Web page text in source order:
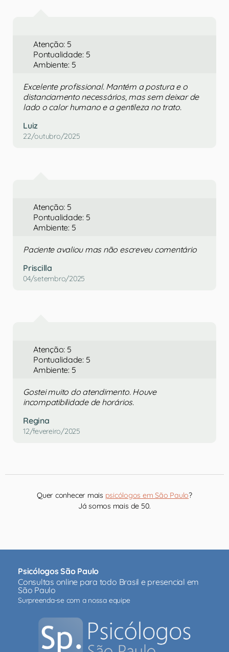
Atenção: 5
Pontualidade: 5
Ambiente: 5
Excelente profissional. Mantém a postura e o
distanciamento necessários, mas sem deixar de
lado o calor humano e a gentileza no trato.
Luiz
22/outubro/2025
Atenção: 5
Pontualidade: 5
Ambiente: 5
Paciente avaliou mas não escreveu comentário
Priscilla
04/setembro/2025
Atenção: 5
Pontualidade: 5
Ambiente: 5
Gostei muito do atendimento. Houve
incompatibilidade de horários.
Regina
12/fevereiro/2025
Quer conhecer mais psicólogos em São Paulo?
Já somos mais de 50.
Psicólogos São Paulo
Consultas online para todo Brasil e presencial em
São Paulo
Surpreenda-se com a nossa equipe